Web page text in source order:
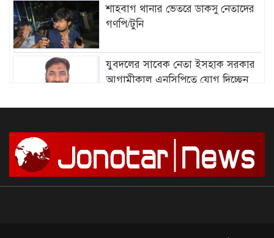
শাহবাগ থানার ভেতরে ডাকসু নেতাদের
গণপি/টুনি
যুবদলের সাবেক নেতা ইসহাক সরকার
আগামীকাল এনসিপিতে যোগ দিচ্ছেন
পরোয়ানা
সাগরে আজ থেকে ৫৮ দিনের জন্য মাছ